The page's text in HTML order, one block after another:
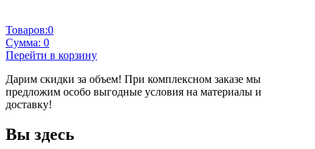
Товаров:0
Сумма: 0
Перейти в корзину
Дарим скидки за объем! При комплексном заказе мы
предложим особо выгодные условия на материалы и
доставку!
Вы здесь